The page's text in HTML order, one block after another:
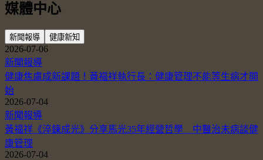
媒體中心
新聞報導 健康新知
2026-07-06
新聞報導
健康焦慮成新課題！黃福祥執行長：健康管理不能等生病才開
始
2026-07-04
新聞報導
黃福祥《淬鍊成光》分享馬光35年經營哲學 中醫治未病談健
康管理
2026-07-04